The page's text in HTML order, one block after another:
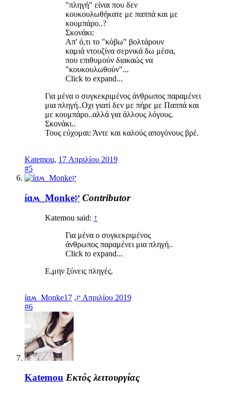
"πληγή" είναι που δεν
κουκουλωθήκατε με παππά και με
κουμπάρο..?
Σκονάκι:
Απ' ό,τι το "κόβω" βολτάρουν
καμιά ντουζίνα σερνικά δω μέσα,
που επιθυμούν διακαώς να
"κουκουλωθούν"...
Click to expand...
Για μένα ο συγκεκριμένος άνθρωπος παραμένει
μια πληγή..Οχι γιατί δεν με πήρε με Παππά και
με κουμπάρο..αλλά για άλλους λόγους.
Σκονάκι..
Τους εύχομαι: Άντε και καλούς απογόνους βρέ.
Katemou, 17 Απριλίου 2019
#5
íɑʍ_Monkeץ Contributor
Katemou said: ↑
Για μένα ο συγκεκριμένος
άνθρωπος παραμένει μια πληγή..
Click to expand...
Ε,μην ξύνεις πληγές.
íɑʍ_Monkeץ, 17 Απριλίου 2019
#6
Katemou Εκτός λειτουργίας